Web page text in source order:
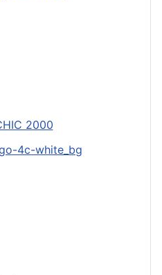
2000